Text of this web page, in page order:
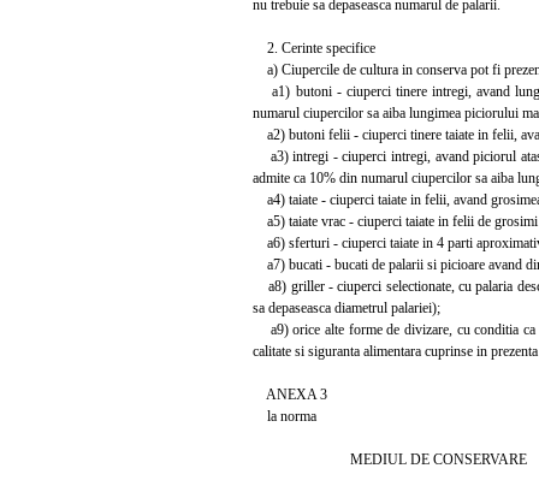
nu trebuie sa depaseasca numarul de palarii.
2. Cerinte specifice
a) Ciupercile de cultura in conserva pot fi
a1) butoni - ciuperci tinere intregi, avand
numarul ciupercilor sa aiba lungimea piciorului
a2) butoni felii - ciuperci tinere taiate in felii,
a3) intregi - ciuperci intregi, avand piciorul
admite ca 10% din numarul ciupercilor sa aiba
a4) taiate - ciuperci taiate in felii, avand
a5) taiate vrac - ciuperci taiate in felii de
a6) sferturi - ciuperci taiate in 4 parti
a7) bucati - bucati de palarii si picioare avand
a8) griller - ciuperci selectionate, cu palaria
sa depaseasca diametrul palariei);
a9) orice alte forme de divizare, cu conditia ca
calitate si siguranta alimentara cuprinse in
ANEXA 3
la norma
MEDIUL DE CONSERVARE